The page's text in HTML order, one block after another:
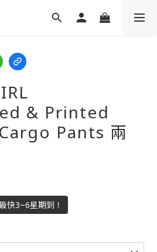
& Printed
Pants 兩
快3~6星期到！